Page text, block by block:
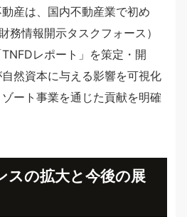
産は、国内不動産業で初め
務情報開示タスクフォース）
レポート」を策定・開
然資本に与える影響を可視化
ート事業を通じた貢献を明確
スの拡大と今後の展